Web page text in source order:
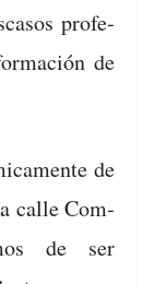
pro­fe­
de
de
calle Com­
de ser